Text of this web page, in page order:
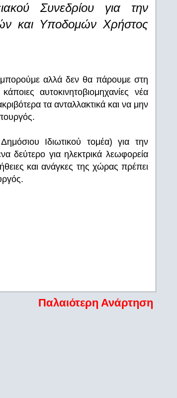
Συνεδρίου για την
και Υποδομών Χρήστος
αλλά δεν θα πάρουμε στη
αυτοκινητοβιομηχανίες νέα
τα ανταλλακτικά και να μην
Ιδιωτικού τομέα) για την
δεύτερο για ηλεκτρικά λεωφορεία
και ανάγκες της χώρας πρέπει
Παλαιότερη Ανάρτηση